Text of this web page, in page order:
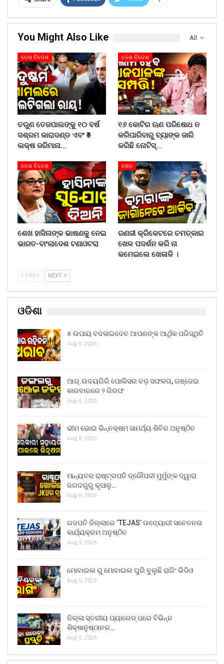
All
You Might Also Like
ଦେଶ ବିଦେଶ
ତରୁଣ ତେଜପାଲଙ୍କୁ ୧୦ ବର୍ଷ
ସଶ୍ରମ କାରାଦଣ୍ଡ ଏବଂ ₹୫
ଲକ୍ଷ ଜରିମାନା…
ଦେଶ ବିଦେଶ
୧୬ କୋଟିର ଋଣ ପରିଷୋଧ ନ
କରିପାରିବାରୁ ବ୍ୟାଙ୍କ ଜାରି
କରିଛି ନୋଟିସ୍…
ଦେଶ ବିଦେଶ
ଶେଖ ହାସିନାଙ୍କ ଭାଷଣକୁ ନେଇ
ଭାରତ-ବାଂଲାଦେଶ ଟଣାଓଟରା
ଖେଳ
ରଣଜୀ କ୍ରିକେଟରେ ଚମତ୍କାର
ଖେଳ ପଦର୍ଶନ କରି ନା
କମେଇଲେ ଖେଳାଳି ।
PREV NEXT
ଓଡିଶା
୫ ଉପାୟ ବଦଳାଇଦେବ ଆପଣଙ୍କ ଆର୍ଥିକ ପରିସ୍ଥିତି
Aug 6, 2026
ଆର୍.ଉଦୟଗିରି ପୋଲିସର ବଡ଼ ସଫଳତା, ଗଞ୍ଜେଇ
କାରବାରରେ ୨ ଗିରଫ
Aug 6, 2026
ଭୀମ ଭୋଇ ଭିନ୍ନକ୍ଷମ ସାମର୍ଥ୍ୟ ଶିବିର ଅନୁଷ୍ଠିତ
Aug 6, 2026
ମାନ୍ୟବର ରାଷ୍ଟ୍ରପତି ଦ୍ରୌପଦୀ ମୁର୍ମୁଙ୍କ ଦ୍ୱାରା
ଜଗଦଗୁରୁ କୃପାଳୁ…
Aug 6, 2026
ଗଜପତି ଜିଲ୍ଲାରେ ‘TEJAS’ ଉଦ୍ୟୋଗୀ ସଚେତନତା
କାର୍ଯ୍ୟକ୍ରମ ଅନୁଷ୍ଠିତ
Aug 5, 2026
ମୋବାଇଲ ରୁ ମୋବାଇଲ ଘୁରି ବୁଲୁଛି ରାଗିଂ ଭିଡିଓ
Aug 5, 2026
ଜିଲ୍ଲା ସ୍ତରୀୟ ପ୍ୟାରେଡ୍ ପରେ ବିଭିନ୍ନ
ଶିକ୍ଷାନୁଷ୍ଠାନର…
Aug 5, 2026